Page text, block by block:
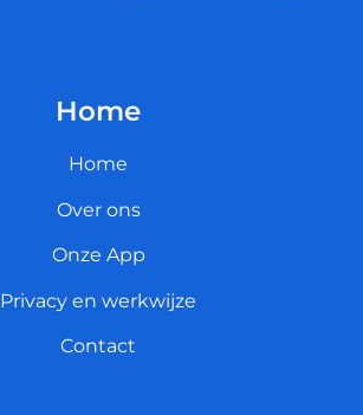
Home
Home
Over ons
Onze App
Privacy en werkwijze
Contact